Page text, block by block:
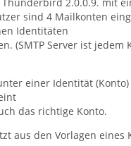
sind 4 Mailkonten
Identitäten
(SMTP Server ist jedem
einer Identität
das richtige Konto.
aus den Vorlagen eines